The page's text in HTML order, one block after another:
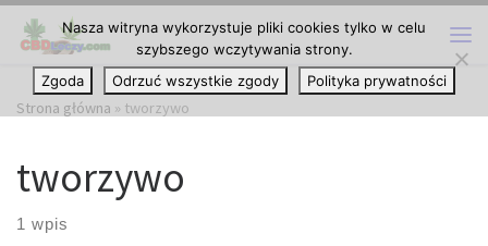
Przejdź do treści
Strona główna » tworzywo
tworzywo
1 wpis
Nasza witryna wykorzystuje pliki cookies tylko w celu
szybszego wczytywania strony.
Zgoda
Odrzuć wszystkie zgody Polityka prywatności